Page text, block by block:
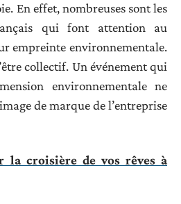
En effet, nombreuses sont les
qui font attention au
empreinte environnementale.
collectif. Un événement qui
environnementale ne
de marque de l’entreprise
la croisière de vos rêves à